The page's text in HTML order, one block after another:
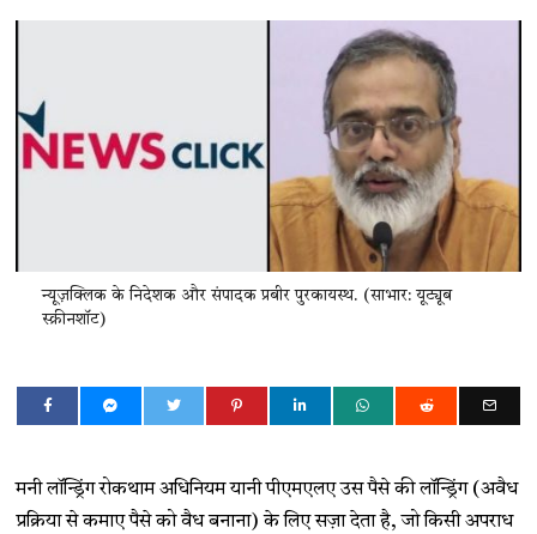
न्यूज़क्लिक के निदेशक और संपादक प्रबीर पुरकायस्थ. (साभार: यूट्यूब
स्क्रीनशॉट)
मनी लॉन्ड्रिंग रोकथाम अधिनियम यानी पीएमएलए उस पैसे की लॉन्ड्रिंग (अवैध
प्रक्रिया से कमाए पैसे को वैध बनाना) के लिए सज़ा देता है, जो किसी अपराध